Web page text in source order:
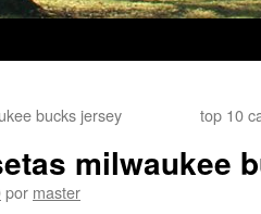
bucks jersey top 10
milwaukee
por master